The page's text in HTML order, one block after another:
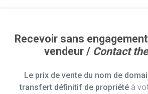
Recevoir sans
vendeur / Contact
Le prix de vente du nom de
transfert définitif de propriétéà